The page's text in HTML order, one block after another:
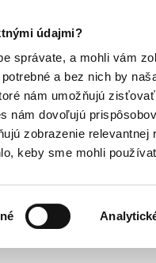
údajmi?
správate, a mohli vám
a bez nich by
nám umožňujú
nám dovoľujú
zobrazenie
keby sme mohli